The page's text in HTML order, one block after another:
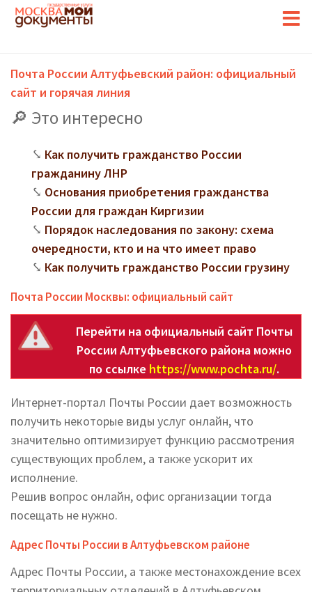
Почта России Алтуфьевский район: официальный
сайт и горячая линия
Это интересно
Как получить гражданство России
гражданину ЛНР
Основания приобретения гражданства
России для граждан Киргизии
Порядок наследования по закону: схема
очередности, кто и на что имеет право
Как получить гражданство России грузину
Почта России Москвы: официальный сайт
Перейти на официальный сайт Почты
России Алтуфьевского района можно
по ссылке https://www.pochta.ru/.
Интернет-портал Почты России дает возможность
получить некоторые виды услуг онлайн, что
значительно оптимизирует функцию рассмотрения
существующих проблем, а также ускорит их
исполнение.
Решив вопрос онлайн, офис организации тогда
посещать не нужно.
Адрес Почты России в Алтуфьевском районе
Адрес Почты России, а также местонахождение всех